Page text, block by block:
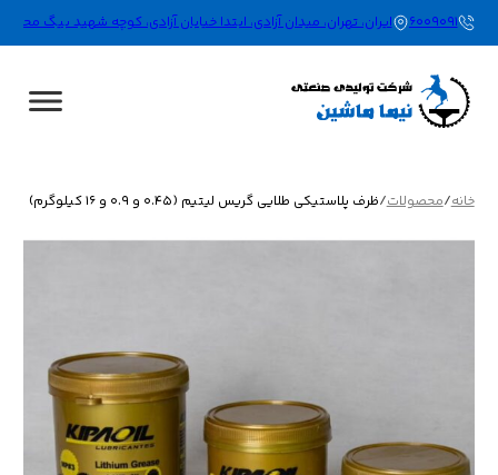
021-66009091ایران، تهران، میدان آزادی، ابتدا خیابان آزادی، کوچه شهید بیگ محمدلو (نورگاه)،
خانه/محصولات/ظرف پلاستیکی طلایی گریس لیتیم (0.45 و 0.9 و 16 کیلوگرم)